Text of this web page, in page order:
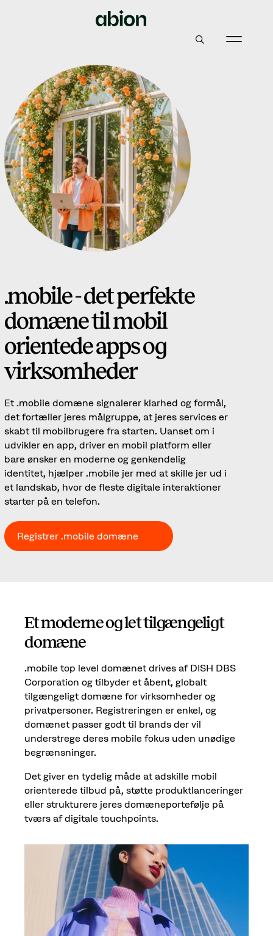
.mobile - det perfekte
domæne til mobil
orientede apps og
virksomheder
Et .mobile domæne signalerer klarhed og formål,
det fortæller jeres målgruppe, at jeres services er
skabt til mobilbrugere fra starten. Uanset om i
udvikler en app, driver en mobil platform eller
bare ønsker en moderne og genkendelig
identitet, hjælper .mobile jer med at skille jer ud i
et landskab, hvor de fleste digitale interaktioner
starter på en telefon.
Registrer .mobile domæne
Et moderne og let tilgængeligt
domæne
.mobile top level domænet drives af DISH DBS
Corporation og tilbyder et åbent, globalt
tilgængeligt domæne for virksomheder og
privatpersoner. Registreringen er enkel, og
domænet passer godt til brands der vil
understrege deres mobile fokus uden unødige
begrænsninger.
Det giver en tydelig måde at adskille mobil
orienterede tilbud på, støtte produktlanceringer
eller strukturere jeres domæneportefølje på
tværs af digitale touchpoints.